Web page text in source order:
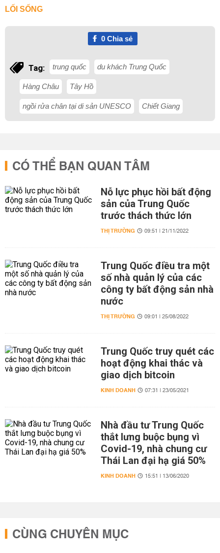
LỐI SỐNG
0Chia sẻ
Tag: trung quốc du khách Trung Quốc
Hàng Châu Tây Hồ
ngồi rửa chân tại di sản UNESCO Chiết Giang
CÓ THỂ BẠN QUAN TÂM
Nỗ lực phục hồi bất động
sản của Trung Quốc
trước thách thức lớn
THỊ TRƯỜNG 09:51 | 21/11/2022
Trung Quốc điều tra một
số nhà quản lý của các
công ty bất động sản nhà
nước
THỊ TRƯỜNG 09:01 | 25/08/2022
Trung Quốc truy quét các
hoạt động khai thác và
giao dịch bitcoin
KINH DOANH 07:31 | 23/05/2021
Nhà đầu tư Trung Quốc
thắt lưng buộc bụng vì
Covid-19, nhà chung cư
Thái Lan đại hạ giá 50%
KINH DOANH 15:51 | 13/06/2020
CÙNG CHUYÊN MỤC